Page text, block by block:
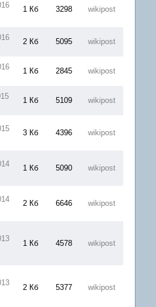
1 Кб 3298 wikipost
2 Кб 5095 wikipost
1 Кб 2845 wikipost
1 Кб 5109 wikipost
3 Кб 4396 wikipost
1 Кб 5090 wikipost
2 Кб 6646 wikipost
1 Кб 4578 wikipost
2 Кб 5377 wikipost